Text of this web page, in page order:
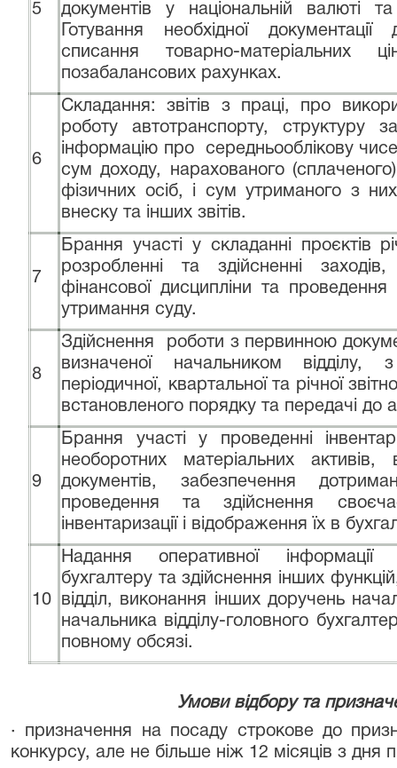
5
документів у національній валюті
Готування необхідної
списання товарно-матеріальних
позабалансових рахунках.
6
Складання: звітів з праці, про
роботу автотранспорту, структуру
інформацію про середньооблікову
сум доходу, нарахованого
фізичних осіб, і сум утриманого з
внеску та інших звітів.
7
Брання участі у складанні проєктів
розробленні та здійсненні
фінансової дисципліни та
утримання суду.
8
Здійснення роботи з первинною
визначеної начальником
періодичної, квартальної та річної
встановленого порядку та передачі до
9
Брання участі у проведенні
необоротних матеріальних
документів, забезпечення
проведення та здійснення
інвентаризації і відображення їх в
10
Надання оперативної інформації
бухгалтеру та здійснення інших
відділ, виконання інших доручень
начальника відділу-головного
повному обсязі.
Умови відбору та
· призначення на посаду строкове до
конкурсу, але не більше ніж 12 місяців з дня